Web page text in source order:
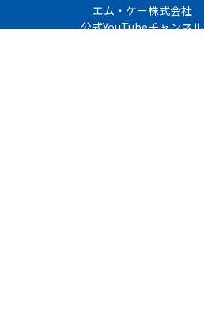
エム・ケー株式会社
公式YouTubeチャンネル